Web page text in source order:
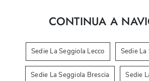
CONTINUA A
Sedie La Seggiola Lecco Sedie
Sedie La Seggiola Brescia Sedie